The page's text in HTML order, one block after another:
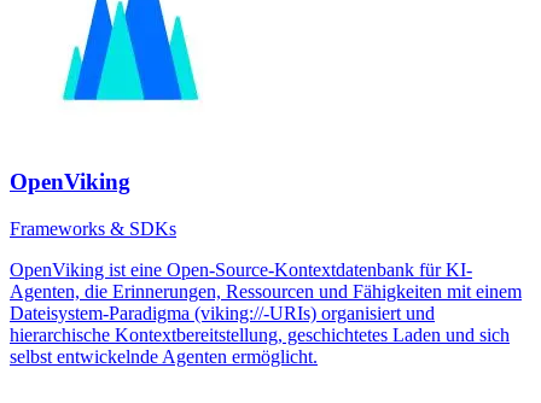
OpenViking
Frameworks & SDKs
OpenViking ist eine Open-Source-Kontextdatenbank für KI-
Agenten, die Erinnerungen, Ressourcen und Fähigkeiten mit einem
Dateisystem-Paradigma (viking://-URIs) organisiert und
hierarchische Kontextbereitstellung, geschichtetes Laden und sich
selbst entwickelnde Agenten ermöglicht.